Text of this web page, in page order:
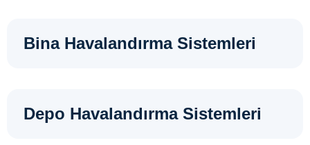
Bina Havalandırma Sistemleri
Depo Havalandırma Sistemleri